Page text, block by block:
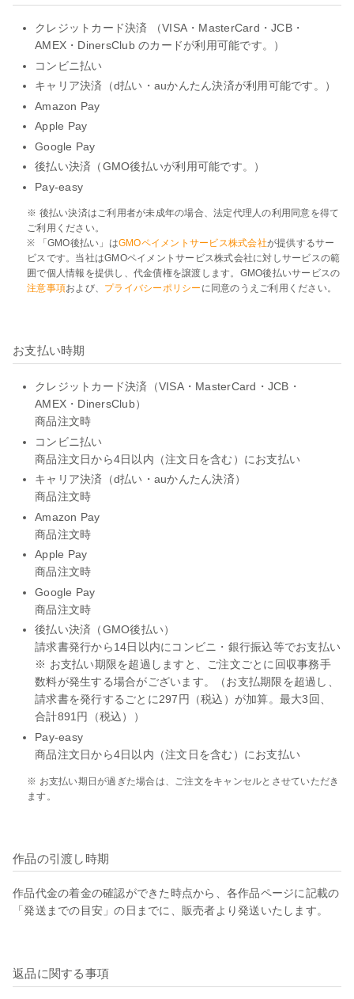
クレジットカード決済 （VISA・MasterCard・JCB・
AMEX・DinersClub のカードが利用可能です。）
コンビニ払い
キャリア決済（d払い・auかんたん決済が利用可能です。）
Amazon Pay
Apple Pay
Google Pay
後払い決済（GMO後払いが利用可能です。）
Pay-easy
※ 後払い決済はご利用者が未成年の場合、法定代理人の利用同意を得て
ご利用ください。
※ 「GMO後払い」はGMOペイメントサービス株式会社が提供するサー
ビスです。当社はGMOペイメントサービス株式会社に対しサービスの範
囲で個人情報を提供し、代金債権を譲渡します。GMO後払いサービスの
注意事項および、 プライバシーポリシー に同意のうえご利用ください。
お支払い時期
クレジットカード決済（VISA・MasterCard・JCB・
AMEX・DinersClub）
商品注文時
コンビニ払い
商品注文日から4日以内（注文日を含む）にお支払い
キャリア決済（d払い・auかんたん決済）
商品注文時
Amazon Pay
商品注文時
Apple Pay
商品注文時
Google Pay
商品注文時
後払い決済（GMO後払い）
請求書発行から14日以内にコンビニ・銀行振込等でお支払い
※ お支払い期限を超過しますと、ご注文ごとに回収事務手
数料が発生する場合がございます。（お支払期限を超過し、
請求書を発行するごとに297円（税込）が加算。最大3回、
合計891円（税込））
Pay-easy
商品注文日から4日以内（注文日を含む）にお支払い
※ お支払い期日が過ぎた場合は、ご注文をキャンセルとさせていただき
ます。
作品の引渡し時期
作品代金の着金の確認ができた時点から、各作品ページに記載の
「発送までの目安」の日までに、販売者より発送いたします。
返品に関する事項